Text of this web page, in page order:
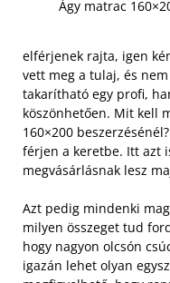
Ágy matrac
elférjenek rajta, igen
vett meg a tulaj, és
takarítható egy profi,
köszönhetően. Mit kell
160×200 beszerzésénél?
férjen a keretbe. Itt azt
megvásárlásnak lesz
Azt pedig mindenki
milyen összeget tud
hogy nagyon olcsón
igazán lehet olyan